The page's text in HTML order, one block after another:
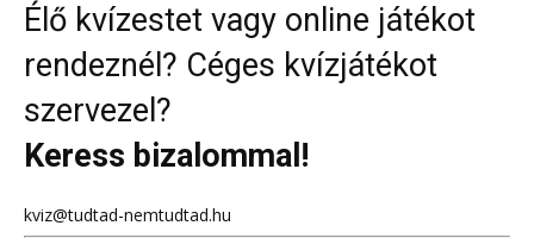
Élő kvízestet vagy online játékot
rendeznél? Céges kvízjátékot
szervezel?
Keress bizalommal!
kviz@tudtad-nemtudtad.hu